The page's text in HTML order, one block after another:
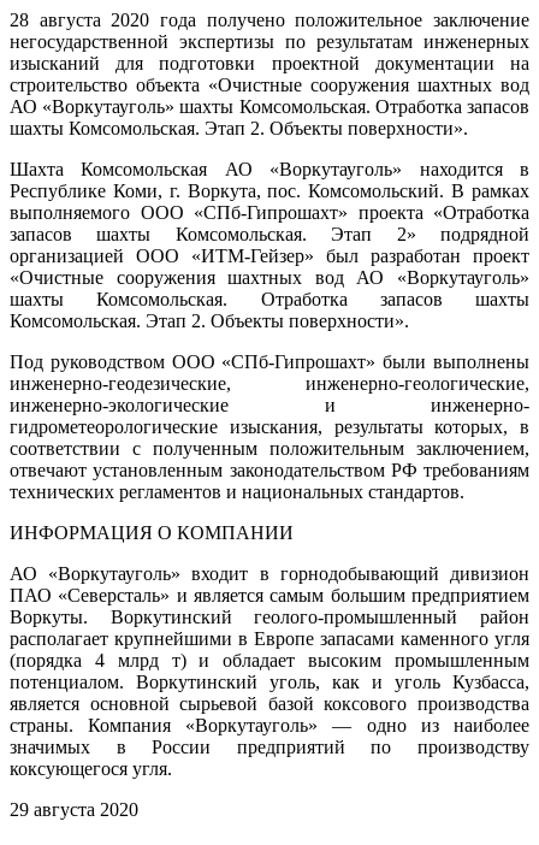
28 августа 2020 года получено положительное заключение
негосударственной экспертизы по результатам инженерных
изысканий для подготовки проектной документации на
строительство объекта «Очистные сооружения шахтных вод
АО «Воркутауголь» шахты Комсомольская. Отработка запасов
шахты Комсомольская. Этап 2. Объекты поверхности».
Шахта Комсомольская АО «Воркутауголь» находится в
Республике Коми, г. Воркута, пос. Комсомольский. В рамках
выполняемого ООО «СПб-Гипрошахт» проекта «Отработка
запасов шахты Комсомольская. Этап 2» подрядной
организацией ООО «ИТМ-Гейзер» был разработан проект
«Очистные сооружения шахтных вод АО «Воркутауголь»
шахты Комсомольская. Отработка запасов шахты
Комсомольская. Этап 2. Объекты поверхности».
Под руководством ООО «СПб-Гипрошахт» были выполнены
инженерно-геодезические, инженерно-геологические,
инженерно-экологические и инженерно-
гидрометеорологические изыскания, результаты которых, в
соответствии с полученным положительным заключением,
отвечают установленным законодательством РФ требованиям
технических регламентов и национальных стандартов.
ИНФОРМАЦИЯ О КОМПАНИИ
АО «Воркутауголь» входит в горнодобывающий дивизион
ПАО «Северсталь» и является самым большим предприятием
Воркуты. Воркутинский геолого-промышленный район
располагает крупнейшими в Европе запасами каменного угля
(порядка 4 млрд т) и обладает высоким промышленным
потенциалом. Воркутинский уголь, как и уголь Кузбасса,
является основной сырьевой базой коксового производства
страны. Компания «Воркутауголь» — одно из наиболее
значимых в России предприятий по производству
коксующегося угля.
29 августа 2020